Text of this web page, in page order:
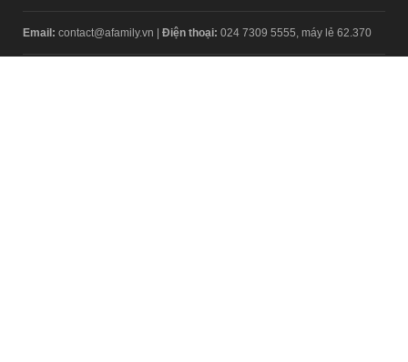
Email: contact@afamily.vn | Điện thoại: 024 7309 5555, máy lẻ 62.370